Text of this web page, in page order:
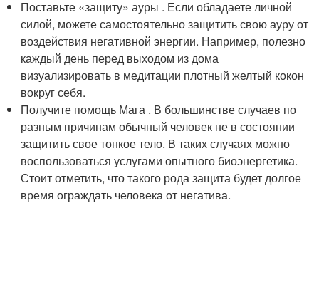
Поставьте «защиту» ауры . Если обладаете личной
силой, можете самостоятельно защитить свою ауру от
воздействия негативной энергии. Например, полезно
каждый день перед выходом из дома
визуализировать в медитации плотный желтый кокон
вокруг себя.
Получите помощь Мага . В большинстве случаев по
разным причинам обычный человек не в состоянии
защитить свое тонкое тело. В таких случаях можно
воспользоваться услугами опытного биоэнергетика.
Стоит отметить, что такого рода защита будет долгое
время ограждать человека от негатива.